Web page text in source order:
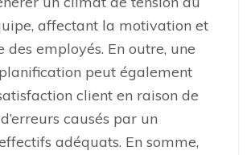
affectant la motivation et
des employés. En outre, une
peut également
client en raison de
causés par un
adéquats. En somme,